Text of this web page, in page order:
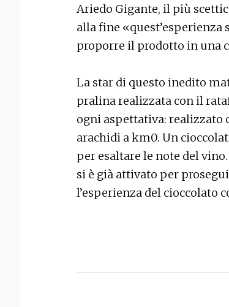
Ariedo Gigante, il più
alla fine
proporre il prodotto in una
La star di questo inedito
pralina realizzata con il
ogni aspettativa: realizzato
arachidi a km0. Un
per esaltare le note del
si è già attivato per
l’esperienza del cioccolato